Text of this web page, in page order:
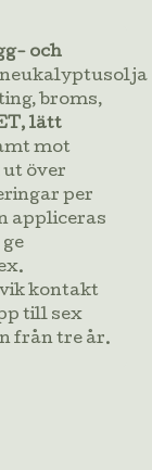
och
broms,
lätt
mot
ut över
per
appliceras
kontakt
till sex
från tre år.